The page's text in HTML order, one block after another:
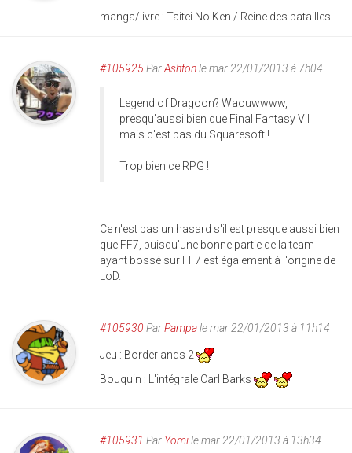
manga/livre : Taitei No Ken / Reine des batailles
#105925ParAshtonle mar 22/01/2013 à 7h04
Legend of Dragoon? Waouwwww,
presqu'aussi bien que Final Fantasy VII
mais c'est pas du Squaresoft !
Trop bien ce RPG !
Ce n'est pas un hasard s'il est presque aussi bien
que FF7, puisqu'une bonne partie de la team
ayant bossé sur FF7 est également à l'origine de
LoD.
#105930 ParPampale mar 22/01/2013 à 11h14
Jeu : Borderlands 2
Bouquin : L'intégrale Carl Barks
#105931 Par Yomile mar 22/01/2013 à 13h34